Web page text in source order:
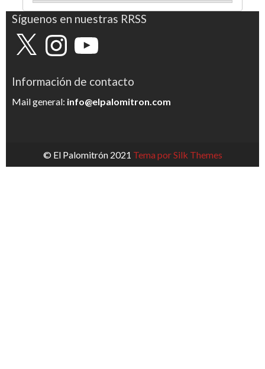
Síguenos en nuestras RRSS
X InstagramYouTube
Información de contacto
Mail general: info@elpalomitron.com
© El Palomitrón 2021 Tema por Silk Themes